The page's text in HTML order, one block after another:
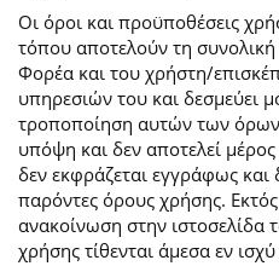
Οι όροι και προϋποθέσεις
τόπου αποτελούν τη
Φορέα και του χρήστη/
υπηρεσιών του και δεσμεύει
τροποποίηση αυτών των
υπόψη και δεν αποτελεί
δεν εκφράζεται εγγράφως
παρόντες όρους χρήσης.
ανακοίνωση στην
χρήσης τίθενται άμεσα εν